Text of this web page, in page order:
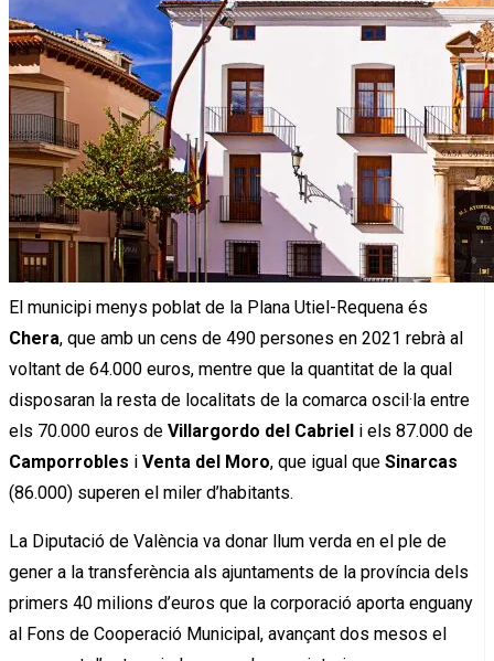
El municipi menys poblat de la Plana Utiel-Requena és
Chera, que amb un cens de 490 persones en 2021 rebrà al
voltant de 64.000 euros, mentre que la quantitat de la qual
disposaran la resta de localitats de la comarca oscil·la entre
els 70.000 euros de Villargordo del Cabriel i els 87.000 de
Camporrobles i Venta del Moro, que igual que Sinarcas
(86.000) superen el miler d’habitants.
La Diputació de València va donar llum verda en el ple de
gener a la transferència als ajuntaments de la província dels
primers 40 milions d’euros que la corporació aporta enguany
al Fons de Cooperació Municipal, avançant dos mesos el